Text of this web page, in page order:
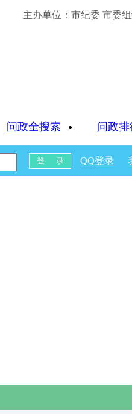
主办单位：市纪委 市委
问政全搜索 问政
QQ登录